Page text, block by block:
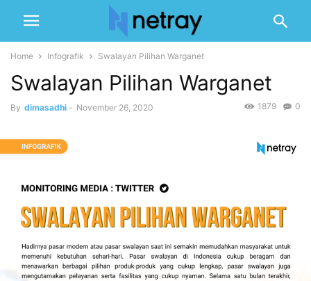
Home Infografik Swalayan Pilihan Warganet
Swalayan Pilihan Warganet
By dimasadhi - November 26, 2020 0
1879